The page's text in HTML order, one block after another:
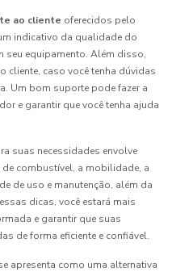
ao cliente oferecidos pelo
indicativo da qualidade do
seu equipamento. Além disso,
cliente, caso você tenha dúvidas
Um bom suporte pode fazer a
e garantir que você tenha ajuda
suas necessidades envolve
combustível, a mobilidade, a
de uso e manutenção, além da
dicas, você estará mais
e garantir que suas
de forma eficiente e confiável.
apresenta como uma alternativa